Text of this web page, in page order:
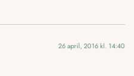
26 april, 2016 kl. 14:40